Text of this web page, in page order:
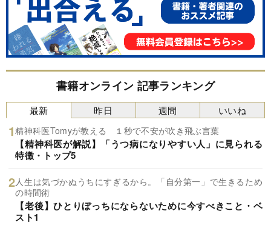
書籍オンライン 記事ランキング
最新
精神科医Tomyが教える １秒で不安が吹き飛ぶ言葉
【精神科医が解説】「うつ病になりやすい人」に見られる
特徴・トップ5
人生は気づかぬうちにすぎるから。「自分第一」で生きるため
の時間術
【老後】ひとりぼっちにならないために今すべきこと・ベ
スト1
昨日 週間 いいね